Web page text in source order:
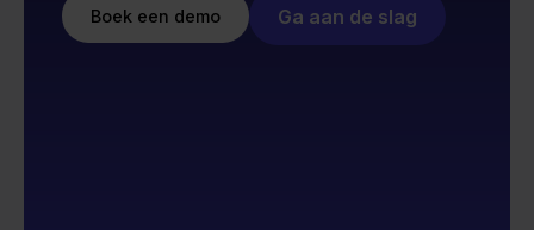
Boek een demo Ga aan de slag